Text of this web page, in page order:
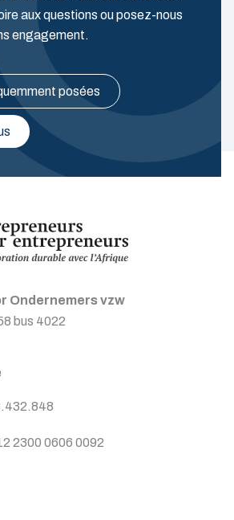
aux questions ou posez-nous
engagement.
posées
Ondernemers vzw
bus 4022
2300 0606 0092